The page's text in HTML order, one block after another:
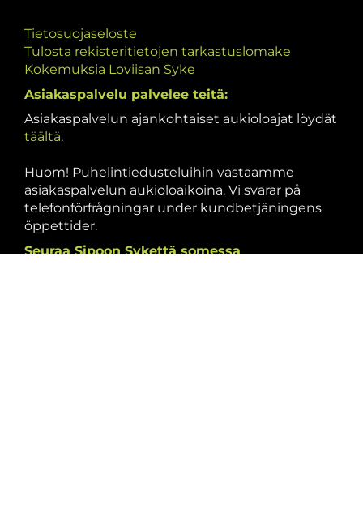
Tietosuojaseloste
Tulosta rekisteritietojen tarkastuslomake
Kokemuksia Loviisan Syke
Asiakaspalvelu palvelee teitä:
Asiakaspalvelun ajankohtaiset aukioloajat löydät
täältä.
Huom! Puhelintiedusteluihin vastaamme
asiakaspalvelun aukioloaikoina. Vi svarar på
telefonförfrågningar under kundbetjäningens
öppettider.
Seuraa Sipoon Sykettä somessa